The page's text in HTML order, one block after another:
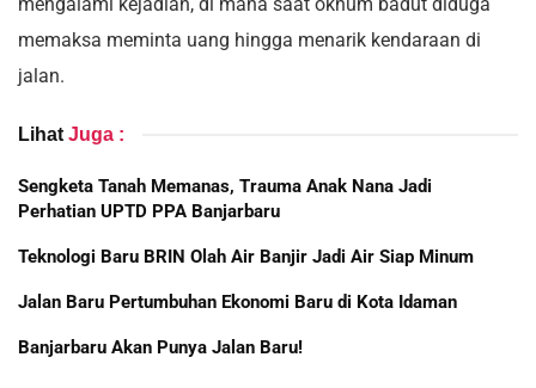
mengalami kejadian, di mana saat oknum badut diduga
memaksa meminta uang hingga menarik kendaraan di
jalan.
Lihat Juga :
Sengketa Tanah Memanas, Trauma Anak Nana Jadi
Perhatian UPTD PPA Banjarbaru
Teknologi Baru BRIN Olah Air Banjir Jadi Air Siap Minum
Jalan Baru Pertumbuhan Ekonomi Baru di Kota Idaman
Banjarbaru Akan Punya Jalan Baru!